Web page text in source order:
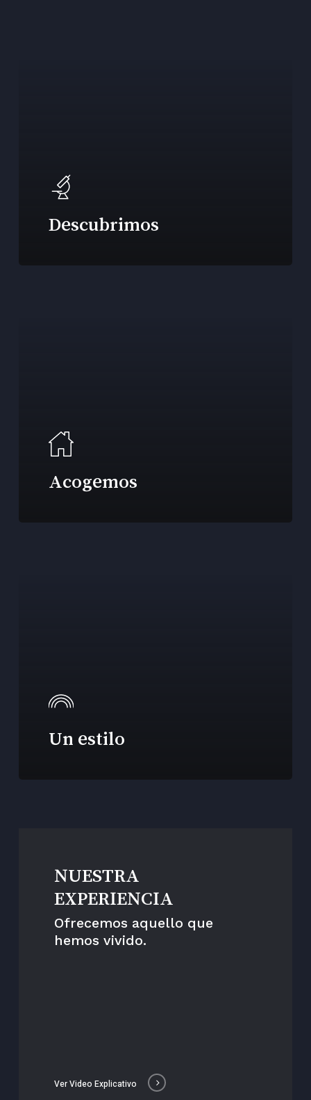
Descubrimos
Acogemos
Un estilo
NUESTRA
EXPERIENCIA
Ofrecemos aquello que
hemos vivido.
Ver Video Explicativo